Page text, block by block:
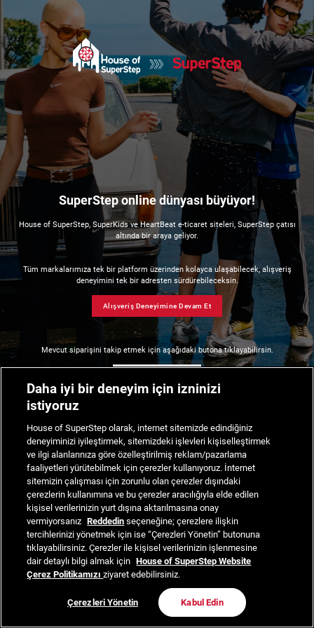
SuperStep online dünyası büyüyor!
House of SuperStep, SuperKids ve HeartBeat e-ticaret siteleri, SuperStep çatısı
altında bir araya geliyor.
Tüm markalarımıza tek bir platform üzerinden kolayca ulaşabilecek, alışveriş
deneyimini tek bir adresten sürdürebileceksin.
Alışveriş Deneyimine Devam Et
Mevcut siparişini takip etmek için aşağıdaki butona tıklayabilirsin.
Daha iyi bir deneyim için izninizi
istiyoruz
House of SuperStep olarak, internet sitemizde edindiğiniz
deneyiminizi iyileştirmek, sitemizdeki işlevleri kişiselleştirmek
ve ilgi alanlarınıza göre özelleştirilmiş reklam/pazarlama
faaliyetleri yürütebilmek için çerezler kullanıyoruz. İnternet
sitemizin çalışması için zorunlu olan çerezler dışındaki
çerezlerin kullanımına ve bu çerezler aracılığıyla elde edilen
kişisel verilerinizin yurt dışına aktarılmasına onay
vermiyorsanız Reddedin seçeneğine; çerezlere ilişkin
tercihlerinizi yönetmek için ise “Çerezleri Yönetin” butonuna
tıklayabilirsiniz. Çerezler ile kişisel verilerinizin işlenmesine
dair detaylı bilgi almak için House of SuperStep Website
Çerez Politikamızıziyaret edebilirsiniz.
Çerezleri Yönetin Kabul Edin